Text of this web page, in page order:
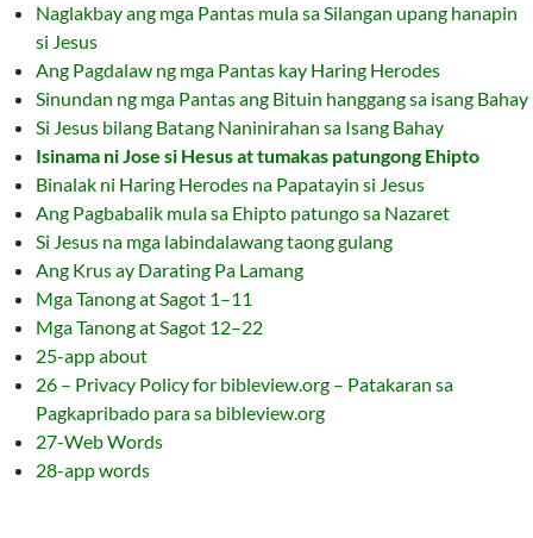
Naglakbay ang mga Pantas mula sa Silangan upang hanapin
si Jesus
Ang Pagdalaw ng mga Pantas kay Haring Herodes
Sinundan ng mga Pantas ang Bituin hanggang sa isang Bahay
Si Jesus bilang Batang Naninirahan sa Isang Bahay
Isinama ni Jose si Hesus at tumakas patungong Ehipto
Binalak ni Haring Herodes na Papatayin si Jesus
Ang Pagbabalik mula sa Ehipto patungo sa Nazaret
Si Jesus na mga labindalawang taong gulang
Ang Krus ay Darating Pa Lamang
Mga Tanong at Sagot 1–11
Mga Tanong at Sagot 12–22
25-app about
26 – Privacy Policy for bibleview.org – Patakaran sa
Pagkapribado para sa bibleview.org
27-Web Words
28-app words